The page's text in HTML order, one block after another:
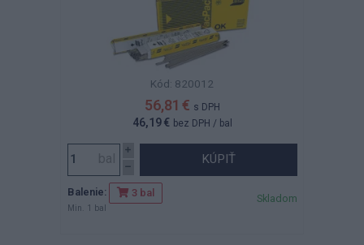
Kód: 820012
56,81 € s DPH
46,19 € bez DPH / bal
KÚPIŤ
Balenie: 3 bal
Min. 1 bal
Skladom